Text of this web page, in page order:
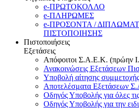
e-ΠΡΩΤΟΚΟΛΛΟ
e-ΠΛΗΡΩΜΕΣ
e-ΠΡΟΣΟΝΤΑ /
ΠΙΣΤΟΠΟΙΗΣΗΣ
Πιστοποιήσεις
Εξετάσεις
Απόφοιτοι Σ.Α.Ε.Κ. (πρώην
Ανακοινώσεις Εξετάσεων
Υποβολή αίτησης συμμετοχής
Αποτελέσματα Εξετάσεων
Οδηγός Υποβολής για όλες
Οδηγός Υποβολής για την